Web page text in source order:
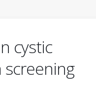
cystic